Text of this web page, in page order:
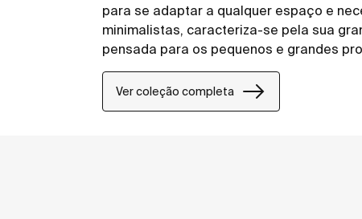
para se adaptar a qualquer espaço e
minimalistas, caracteriza-se pela sua
pensada para os pequenos e grandes
públicos como em espaços privados.
Ver coleção completa